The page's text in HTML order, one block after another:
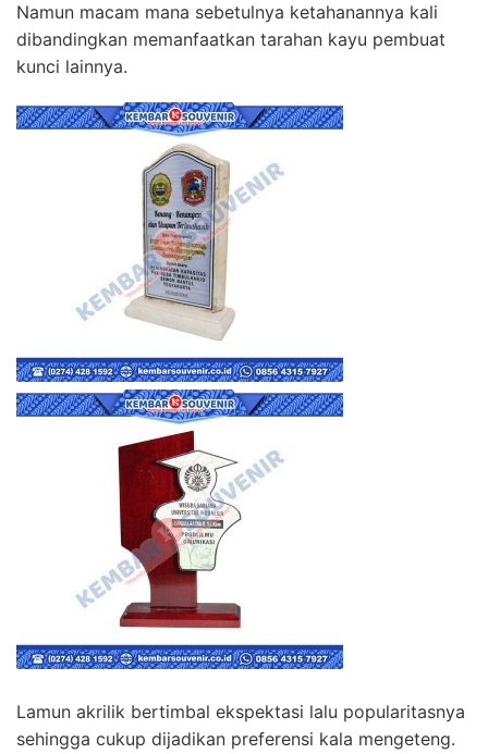
Namun macam mana sebetulnya ketahanannya kali
dibandingkan memanfaatkan tarahan kayu pembuat
kunci lainnya.
Lamun akrilik bertimbal ekspektasi lalu popularitasnya
sehingga cukup dijadikan preferensi kala mengeteng.